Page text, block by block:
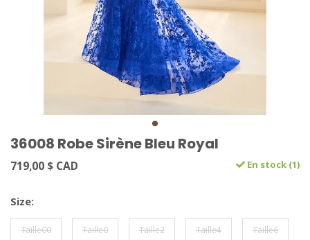
36008 Robe Sirène Bleu Royal
719,00 $ CAD En stock (1)
Size:
Taille00 Taille0 Taille2 Taille4 Taille6